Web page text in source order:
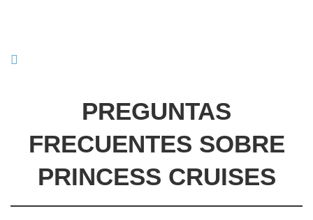
PREGUNTAS
FRECUENTES SOBRE
PRINCESS CRUISES